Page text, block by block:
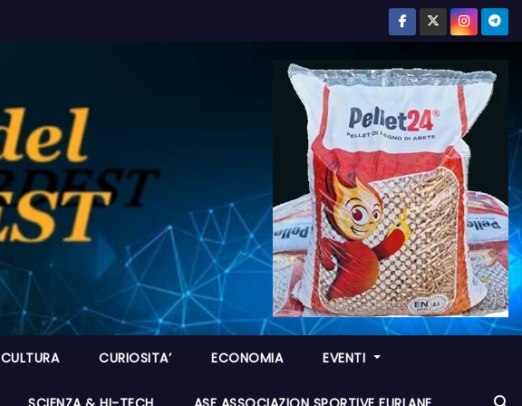
CULTURA CURIOSITA’ ECONOMIA EVENTI